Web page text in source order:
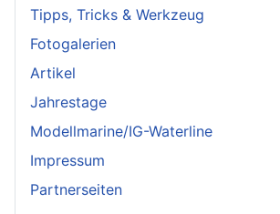
Tipps, Tricks & Werkzeug
Fotogalerien
Artikel
Jahrestage
Modellmarine/IG-Waterline
Impressum
Partnerseiten